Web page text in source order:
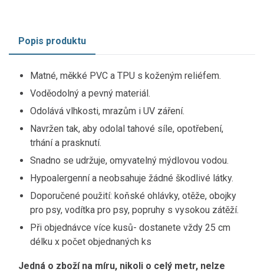
Popis produktu
Matné, měkké PVC a TPU s koženým reliéfem.
Voděodolný a pevný materiál.
Odolává vlhkosti, mrazům i UV záření.
Navržen tak, aby odolal tahové síle, opotřebení,
trhání a prasknutí.
Snadno se udržuje, omyvatelný mýdlovou vodou.
Hypoalergenní a neobsahuje žádné škodlivé látky.
Doporučené použití: koňské ohlávky, otěže, obojky
pro psy, vodítka pro psy, popruhy s vysokou zátěží.
Při objednávce více kusů- dostanete vždy 25 cm
délku x počet objednaných ks
Jedná o zboží na míru, nikoli o celý metr, nelze